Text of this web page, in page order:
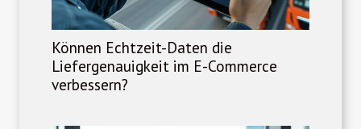
Können Echtzeit-Daten die
Liefergenauigkeit im E-Commerce
verbessern?